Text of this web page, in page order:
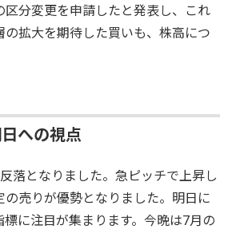
区分変更を申請したと発表し、これ
の拡大を期待した買いも、株高につ
への視点
落となりました。急ピッチで上昇し
の売りが優勢となりました。明日に
に注目が集まります。今晩は7月の